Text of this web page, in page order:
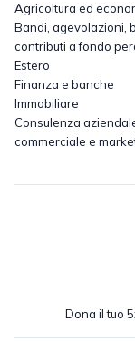
Agricoltura ed
Bandi, agevolazioni,
contributi a fondo
Estero
Finanza e banche
Immobiliare
Consulenza
commerciale e
Dona il tuo